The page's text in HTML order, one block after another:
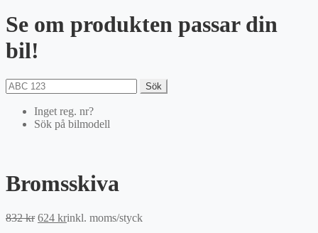
Se om produkten passar din
bil!
Sök
Inget reg. nr?
Sök på bilmodell
Bromsskiva
832kr Det
624 krDet
inkl. moms/styck